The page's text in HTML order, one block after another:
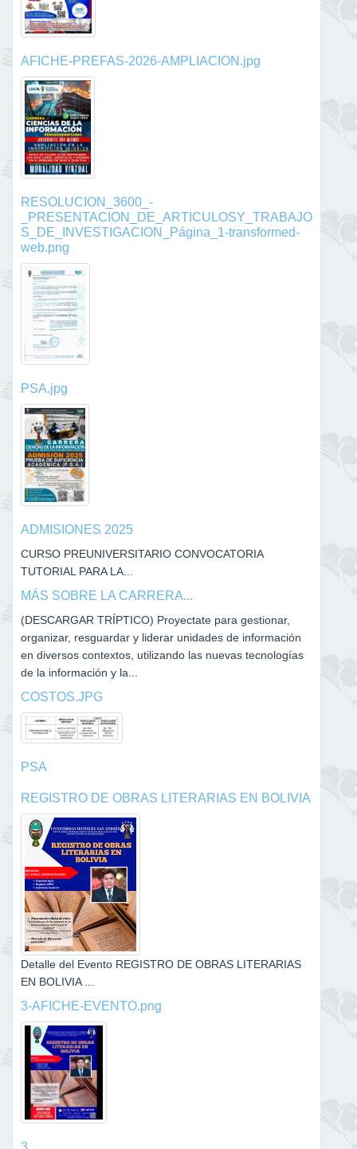
AFICHE-PREFAS-2026-AMPLIACION.jpg
RESOLUCION_3600_-
_PRESENTACION_DE_ARTICULOSY_TRABAJO
S_DE_INVESTIGACION_Página_1-transformed-
web.png
PSA.jpg
ADMISIONES 2025
CURSO PREUNIVERSITARIO CONVOCATORIA
TUTORIAL PARA LA...
MÁS SOBRE LA CARRERA...
(DESCARGAR TRÍPTICO) Proyectate para gestionar,
organizar, resguardar y liderar unidades de información
en diversos contextos, utilizando las nuevas tecnologías
de la información y la...
COSTOS.JPG
PSA
REGISTRO DE OBRAS LITERARIAS EN BOLIVIA
Detalle del Evento REGISTRO DE OBRAS LITERARIAS
EN BOLIVIA ...
3-AFICHE-EVENTO.png